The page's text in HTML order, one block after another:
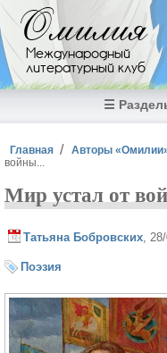
Перейти к основному
Омилия
Международный
литературный клуб
☰
Вы здесь
Главная Авторы
войны...
Мир устал от
Татьяна Бобровских ,
Поэзия